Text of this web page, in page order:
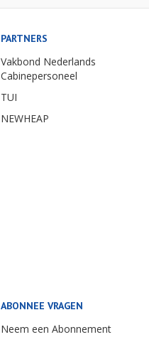
PARTNERS
Vakbond Nederlands
Cabinepersoneel
TUI
NEWHEAP
ABONNEE VRAGEN
Neem een Abonnement